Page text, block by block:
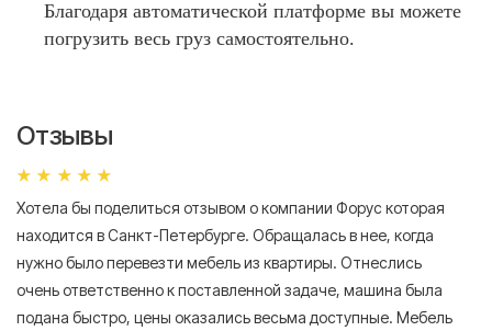
Благодаря автоматической платформе вы можете
погрузить весь груз самостоятельно.
Отзывы
Хотела бы поделиться отзывом о компании Форус которая
находится в Санкт-Петербурге. Обращалась в нее, когда
нужно было перевезти мебель из квартиры. Отнеслись
очень ответственно к поставленной задаче, машина была
подана быстро, цены оказались весьма доступные. Мебель